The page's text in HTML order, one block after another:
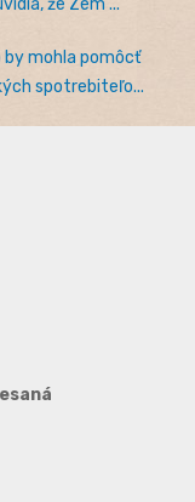
by mohla pomôcť
spotrebiteľo...